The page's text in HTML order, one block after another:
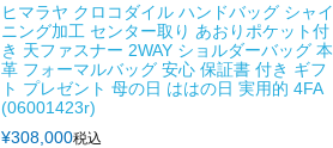
ヒマラヤ クロコダイル ハンドバッグ シャイ
ニング加工 センター取り あおりポケット付
き 天ファスナー 2WAY ショルダーバッグ 本
革 フォーマルバッグ 安心 保証書 付き ギフ
ト プレゼント 母の日 ははの日 実用的 4FA
(06001423r)
¥308,000税込